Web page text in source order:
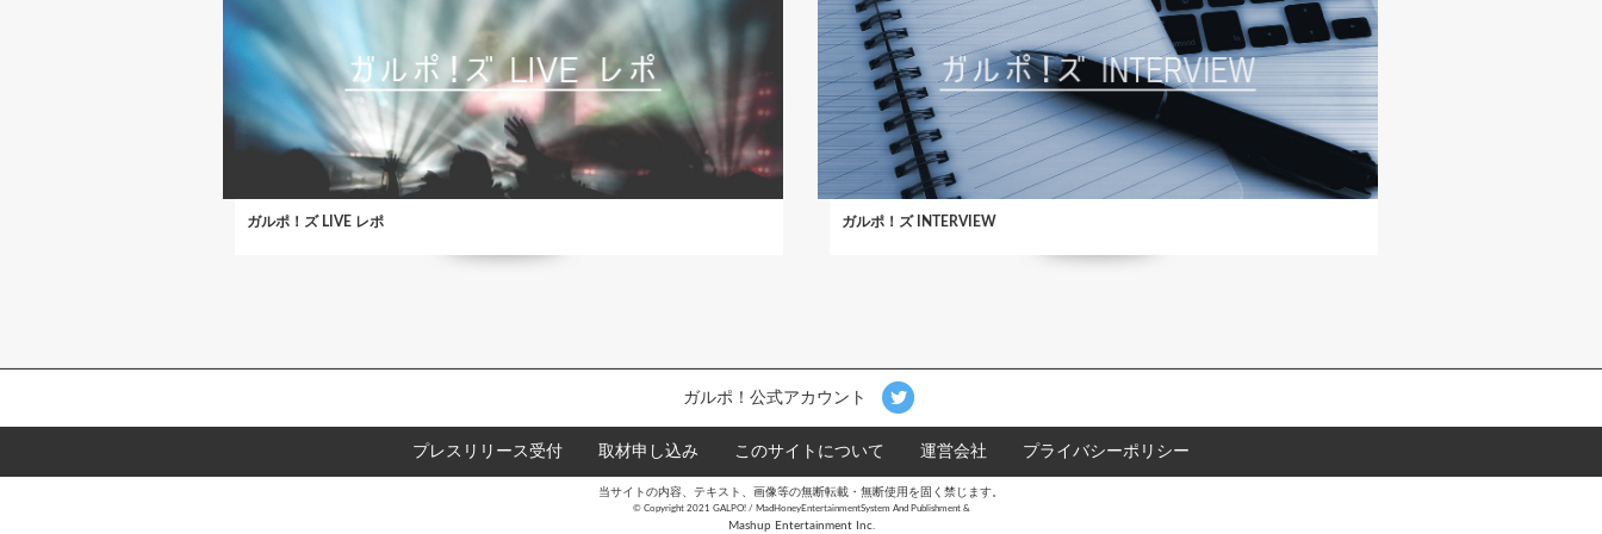
ガルポ！ズ LIVE レポ ガルポ！ズ INTERVIEW
ガルポ！公式アカウント
プレスリリース受付 取材申し込み このサイトについて 運営会社 プライバシーポリシー
当サイトの内容、テキスト、画像等の無断転載・無断使用を固く禁じます。
©︎ Copyright 2021 GALPO! / MadHoneyEntertainmentSystem And Publishment &
Mashup Entertainment Inc.